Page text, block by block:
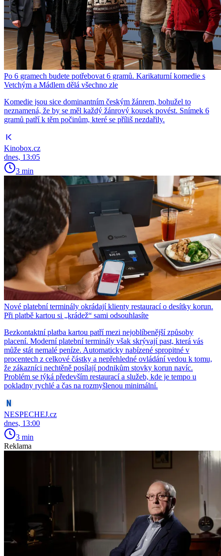
Po 6 gramech budete potřebovat 6 gramů. Karikaturní komedie s
Vetchým a Mádlem dělá všechno zle
Komedie jsou sice dominantním českým žánrem, bohužel to
neznamená, že by se měl každý žánrový kousek povést. Snímek 6
gramů patří k těm počinům, které se příliš nezdařily.
Kinobox.cz
dnes, 13:05
3 min
Nové platební terminály okrádají klienty restaurací o desítky korun.
Při platbě kartou si „krádež“ sami odsouhlasíte
Bezkontaktní platba kartou patří mezi nejoblíbenější způsoby
placení. Moderní platební terminály však skrývají past, která vás
může stát nemalé peníze. Automaticky nabízené spropitné v
procentech z celkové částky a nepřehledné ovládání vedou k tomu,
že zákazníci nechtěně posílají podnikům stovky korun navíc.
Problém se týká především restaurací a služeb, kde je tempo u
pokladny rychlé a čas na rozmyšlenou minimální.
NESPECHEJ.cz
dnes, 13:00
3 min
Reklama